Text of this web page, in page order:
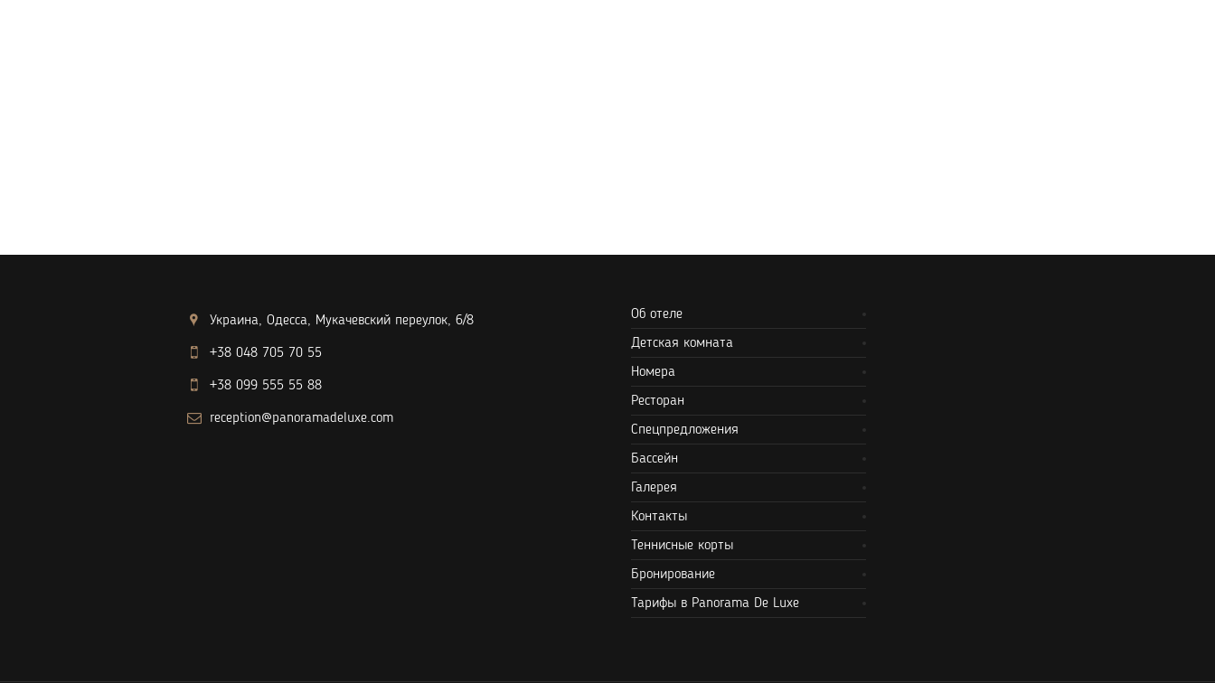
Украина, Одесса, Мукачевский переулок, 6/8
+38 048 705 70 55
+38 099 555 55 88
reception@panoramadeluxe.com
Об отеле
Детская комната
Номера
Ресторан
Спецпредложения
Бассейн
Галерея
Контакты
Теннисные корты
Бронирование
Тарифы в Panorama De Luxe